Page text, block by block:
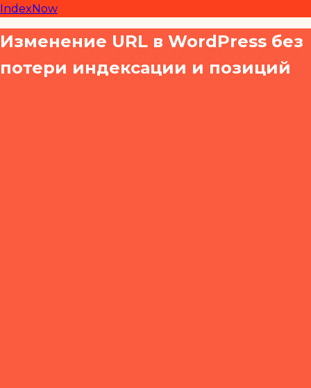
IndexNow
Изменение URL в WordPress без
потери индексации и позиций